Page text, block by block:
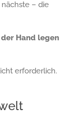
– die
Hand legen
erforderlich.